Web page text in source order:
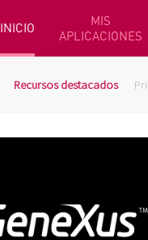
INICIO
MIS
APLICACIONES
Recursos destacados